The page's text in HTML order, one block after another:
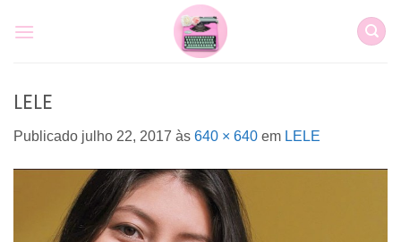
LELE
Publicado julho 22, 2017 às 640 × 640 em LELE